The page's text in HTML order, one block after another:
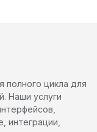
полного цикла для
Наши услуги
интеграции,